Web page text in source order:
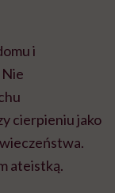
i
cierpieniu jako
ateistką.